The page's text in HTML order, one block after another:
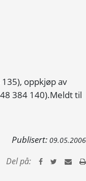
oppkjøp av
384 140).Meldt til
Publisert: 09.05.2006
Del på: